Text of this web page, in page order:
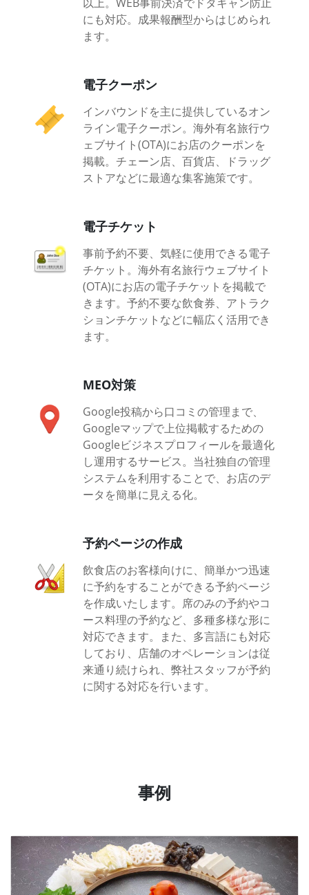
にも対応。成果報酬型からはじめられ
ます。
電子クーポン
インバウンドを主に提供しているオン
ライン電子クーポン。海外有名旅行ウ
ェブサイト(OTA)にお店のクーポンを
掲載。チェーン店、百貨店、ドラッグ
ストアなどに最適な集客施策です。
電子チケット
事前予約不要、気軽に使用できる電子
チケット。海外有名旅行ウェブサイト
(OTA)にお店の電子チケットを掲載で
きます。予約不要な飲食券、アトラク
ションチケットなどに幅広く活用でき
ます。
MEO対策
Google投稿から口コミの管理まで、
Googleマップで上位掲載するための
Googleビジネスプロフィールを最適化
し運用するサービス。当社独自の管理
システムを利用することで、お店のデ
ータを簡単に見える化。
予約ページの作成
飲食店のお客様向けに、簡単かつ迅速
に予約をすることができる予約ページ
を作成いたします。席のみの予約やコ
ース料理の予約など、多種多様な形に
対応できます。また、多言語にも対応
しており、店舗のオペレーションは従
来通り続けられ、弊社スタッフが予約
に関する対応を行います。
事例